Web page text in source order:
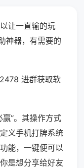
让一直输的玩
神器，有需要的
进群获取软
”。其操作方式
义手机打牌系统
能，一键便可以
是想分享给好友